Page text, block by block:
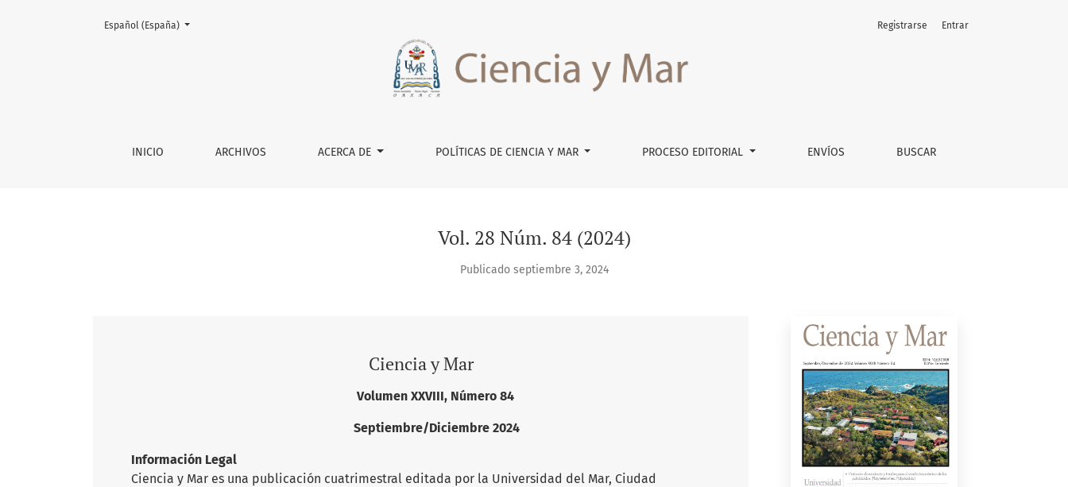
Vol. 28 Núm. 84 (2024): Ciencia y Mar
INICIO ARCHIVOS ACERCA DE POLÍTICAS DE CIENCIA Y MAR PROCESO EDITORIAL ENVÍOS BUSCAR
Registrarse Entrar
Cambiar el idioma. El actual es:
Español (España)
Vol. 28 Núm. 84 (2024)
Publicado septiembre 3, 2024
Ciencia y Mar
Volumen XXVIII, Número 84
Septiembre/Diciembre 2024
Información Legal
Ciencia y Mar es una publicación cuatrimestral editada por la Universidad del Mar, Ciudad